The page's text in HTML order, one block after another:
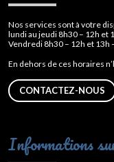
Nos services sont à votre
lundi au jeudi 8h30 – 12h et
Vendredi 8h30 – 12h et 13h
En dehors de ces horaires
CONTACTEZ-NOUS
Informations